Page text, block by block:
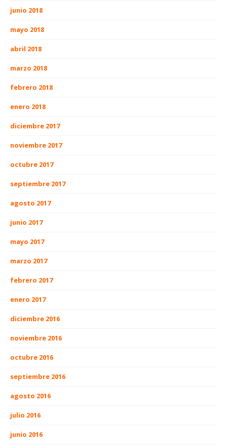
junio 2018
mayo 2018
abril 2018
marzo 2018
febrero 2018
enero 2018
diciembre 2017
noviembre 2017
octubre 2017
septiembre 2017
agosto 2017
junio 2017
mayo 2017
marzo 2017
febrero 2017
enero 2017
diciembre 2016
noviembre 2016
octubre 2016
septiembre 2016
agosto 2016
julio 2016
junio 2016